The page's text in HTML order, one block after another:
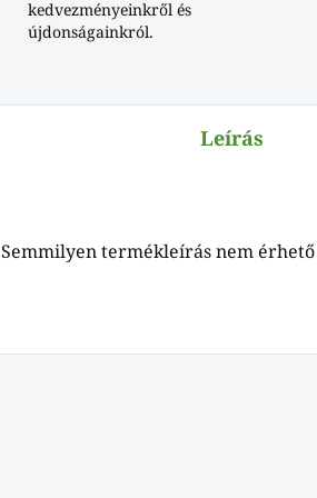
kedvezményeinkről és
újdonságainkról.
Leírás
Semmilyen termékleírás nem